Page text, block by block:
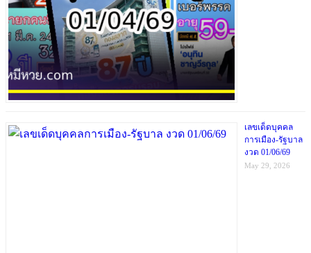
เลขเด็ดบุคคล
การเมือง-รัฐบาล
งวด 01/06/69
May 29, 2026